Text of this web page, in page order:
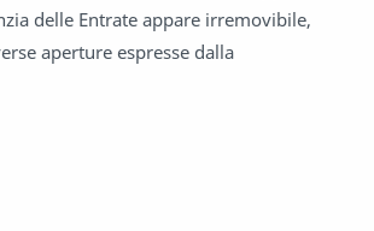
delle Entrate appare irremovibile,
aperture espresse dalla